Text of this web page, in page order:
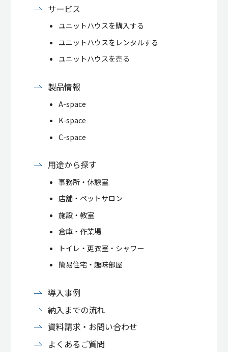
サービス
ユニットハウスを購入する
ユニットハウスをレンタルする
ユニットハウスを売る
製品情報
A-space
K-space
C-space
用途から探す
事務所・休憩室
店舗・ペットサロン
施設・教室
倉庫・作業場
トイレ・更衣室・シャワー
簡易住宅・趣味部屋
導入事例
納入までの流れ
資料請求・お問い合わせ
よくあるご質問